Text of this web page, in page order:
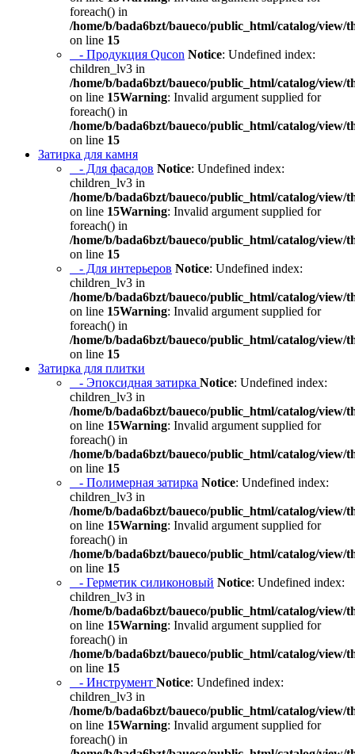
foreach() in
/home/b/bada6bzt/baueco/public_html/catalog/view/
on line 15
- Продукция Qucon Notice: Undefined index:
children_lv3 in
/home/b/bada6bzt/baueco/public_html/catalog/view/
on line 15Warning: Invalid argument supplied for
foreach() in
/home/b/bada6bzt/baueco/public_html/catalog/view/
on line 15
Затирка для камня
- Для фасадов Notice: Undefined index:
children_lv3 in
/home/b/bada6bzt/baueco/public_html/catalog/view/
on line 15Warning: Invalid argument supplied for
foreach() in
/home/b/bada6bzt/baueco/public_html/catalog/view/
on line 15
- Для интерьеров Notice: Undefined index:
children_lv3 in
/home/b/bada6bzt/baueco/public_html/catalog/view/
on line 15Warning: Invalid argument supplied for
foreach() in
/home/b/bada6bzt/baueco/public_html/catalog/view/
on line 15
Затирка для плитки
- Эпоксидная затирка Notice: Undefined index:
children_lv3 in
/home/b/bada6bzt/baueco/public_html/catalog/view/
on line 15Warning: Invalid argument supplied for
foreach() in
/home/b/bada6bzt/baueco/public_html/catalog/view/
on line 15
- Полимерная затирка Notice: Undefined index:
children_lv3 in
/home/b/bada6bzt/baueco/public_html/catalog/view/
on line 15Warning: Invalid argument supplied for
foreach() in
/home/b/bada6bzt/baueco/public_html/catalog/view/
on line 15
- Герметик силиконовый Notice: Undefined index:
children_lv3 in
/home/b/bada6bzt/baueco/public_html/catalog/view/
on line 15Warning: Invalid argument supplied for
foreach() in
/home/b/bada6bzt/baueco/public_html/catalog/view/
on line 15
- Инструмент Notice: Undefined index:
children_lv3 in
/home/b/bada6bzt/baueco/public_html/catalog/view/
on line 15Warning: Invalid argument supplied for
foreach() in